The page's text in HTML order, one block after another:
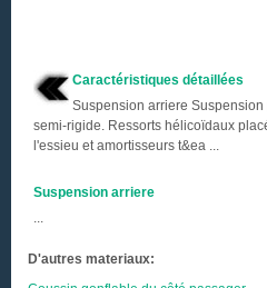
Caractéristiques détaillées
Suspension arriere
semi-rigide. Ressorts hélicoïdaux
l'essieu et amortisseurs t&ea ...
Suspension arriere
...
D'autres materiaux: